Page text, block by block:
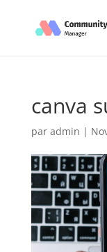
canva
par admin |